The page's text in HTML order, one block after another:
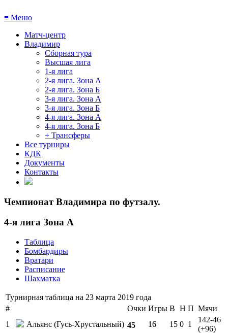
≡ Меню
Матч-центр
Владимир
Сборная тура
Высшая лига
1-я лига
2-я лига. Зона А
2-я лига. Зона Б
3-я лига. Зона А
3-я лига. Зона Б
4-я лига. Зона А
4-я лига. Зона Б
+ Трансферы
Все турниры
КДК
Документы
Контакты
Чемпионат Владимира по футзалу.
4-я лига Зона А
Таблица
Бомбардиры
Вратари
Расписание
Шахматка
Турнирная таблица на 23 марта 2019 года
#
Очки Игры В Н П Мячи
1
Альянс (Гусь-Хрустальный) 45 16 15 0 1
142-46
(+96)